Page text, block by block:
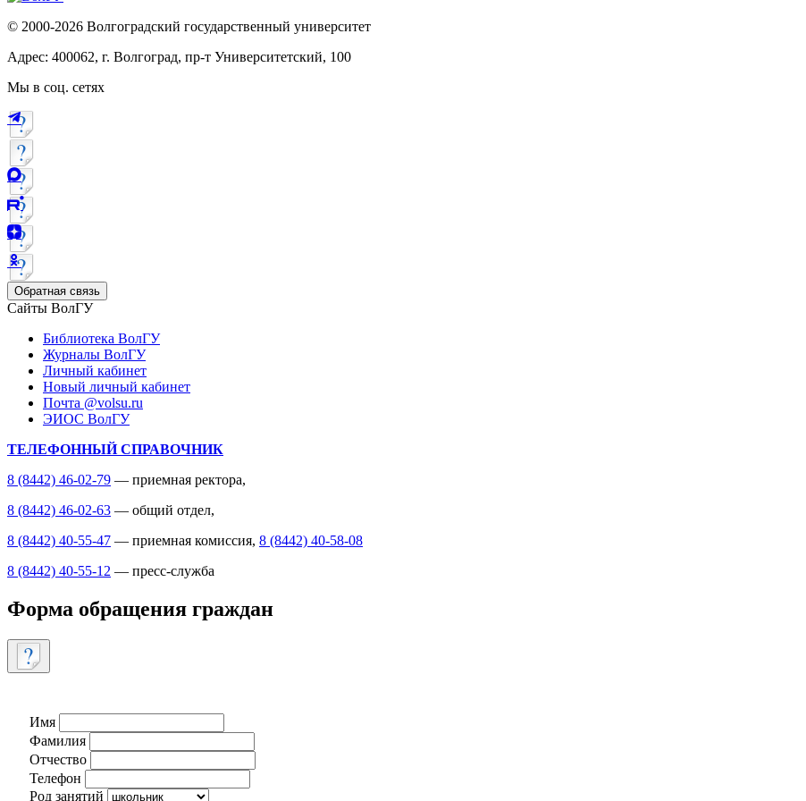
© 2000-2026 Волгоградский государственный университет
Адрес: 400062, г. Волгоград, пр-т Университетский, 100
Мы в соц. сетях
Обратная связь
Сайты ВолГУ
Библиотека ВолГУ
Журналы ВолГУ
Личный кабинет
Новый личный кабинет
Почта @volsu.ru
ЭИОС ВолГУ
ТЕЛЕФОННЫЙ СПРАВОЧНИК
8 (8442) 46-02-79 — приемная ректора,
8 (8442) 46-02-63 — общий отдел,
8 (8442) 40-55-47 — приемная комиссия, 8 (8442) 40-58-08
8 (8442) 40-55-12 — пресс-служба
Форма обращения граждан
Имя
Фамилия
Отчество
Телефон
Род занятий